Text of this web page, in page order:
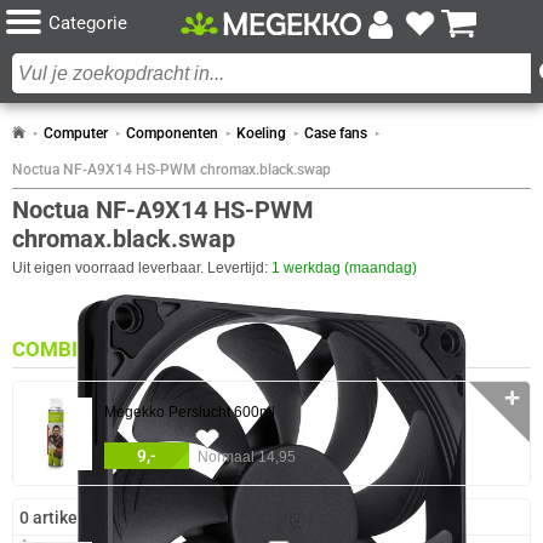
Categorie
Computer Componenten Koeling Case fans
Noctua NF-A9X14 HS-PWM chromax.black.swap
Noctua NF-A9X14 HS-PWM
chromax.black.swap
Uit eigen voorraad leverbaar. Levertijd: 1 werkdag (maandag)
57x
COMBINEER
Megekko Perslucht 600ml
9,- Normaal 14,95
✛
0 artikelen geselecteerd